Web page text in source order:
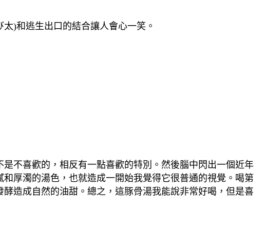
)和逃生出口的結合讓人會心一笑。
不喜歡的，相反有一點喜歡的特別。然後腦中閃出一個近年
厚濁的湯色，也就造成一開始我覺得它很普通的視覺。喝第
造成自然的油甜。總之，這豚骨湯我能說非常好喝，但是喜